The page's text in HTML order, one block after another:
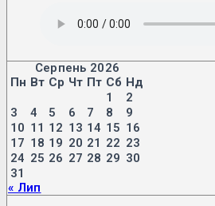
Серпень 2026
Пн Вт Ср Чт Пт Сб Нд
1
2
3
4 5 6 7 8
9
10 11 12 13 14 15 16
17 18 19 20 21 22 23
24 25 26 27 28 29 30
31
« Лип